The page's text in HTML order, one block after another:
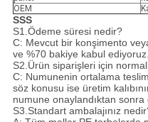
OEM
SSS
S1.Ödeme süresi nedir?
C: Mevcut bir konşimento
ve %70 bakiye kabul ediyoruz.
S2.Ürün siparişleri için
C: Numunenin ortalama
söz konusu ise üretim
numune onaylandıktan
S3.Standart ambalajınız